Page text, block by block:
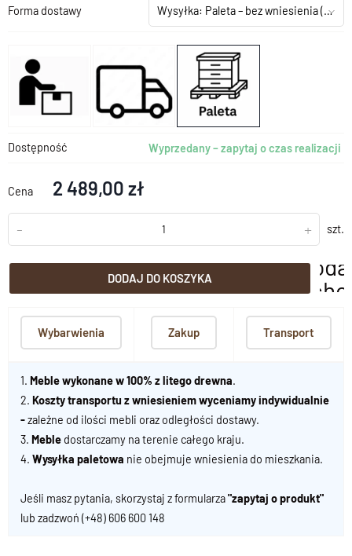
Forma dostawy Wysyłka: Paleta – bez wniesienia(+199,00 zł)
Dostępność Wyprzedany – zapytaj o czas realizacji
Cena 2 489,00 zł
- + szt.
DODAJ DO KOSZYKA
Wybarwienia Zakup Transport
1. Meble wykonane w 100% z litego drewna.
2. Koszty transportu z wniesieniem wyceniamy indywidualnie
-zależne od ilości mebli oraz odległości dostawy.
3. Meble dostarczamy na terenie całego kraju.
4. Wysyłka paletowa nie obejmuje wniesienia do mieszkania.
Jeśli masz pytania, skorzystaj z formularza"zapytaj o produkt"
lub zadzwoń (+48) 606 600 148